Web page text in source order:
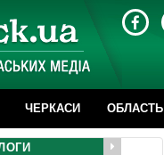
ЧЕРКАСИ ОБЛАСТЬ